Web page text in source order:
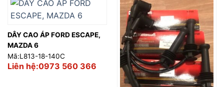
DÂY CAO ÁP FORD ESCAPE,
MAZDA 6
Mã:L813-18-140C
Liên hệ:0973 560 366